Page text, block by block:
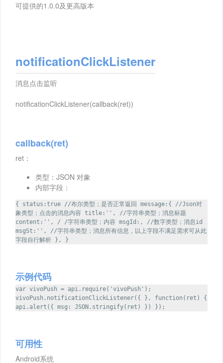
可提供的1.0.0及更高版本
notificationClickListener
消息点击监听
notificationClickListener(callback(ret))
callback(ret)
ret：
类型：JSON 对象
内部字段：
{ status:true //布尔类型；是否正常返回 message:{ //Json对
象类型；点击的消息内容 title:'', //字符串类型；消息标题
content:'', / /字符串类型；内容 msgId:, //数字类型；消息id
msgSt:'', //字符串类型；消息所有信息，以上字段不满足需求可从此
字段自行解析 }, }
示例代码
var vivoPush = api.require('vivoPush');
vivoPush.notificationClickListener({ }, function(ret) {
api.alert({ msg: JSON.stringify(ret) }) });
可用性
Android系统